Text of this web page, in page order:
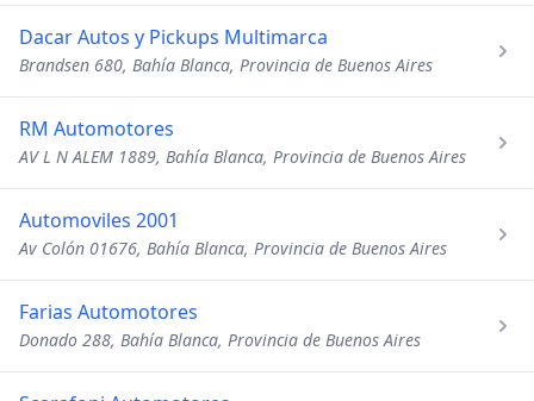
Dacar Autos y Pickups Multimarca
Brandsen 680, Bahía Blanca, Provincia de Buenos Aires
RM Automotores
AV L N ALEM 1889, Bahía Blanca, Provincia de Buenos Aires
Automoviles 2001
Av Colón 01676, Bahía Blanca, Provincia de Buenos Aires
Farias Automotores
Donado 288, Bahía Blanca, Provincia de Buenos Aires